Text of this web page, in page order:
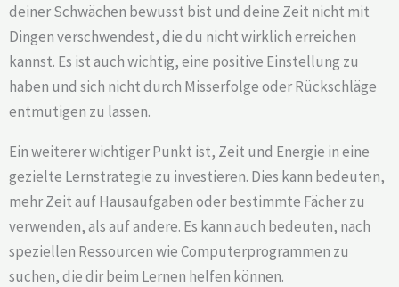
deiner Schwächen bewusst bist und deine Zeit nicht mit
Dingen verschwendest, die du nicht wirklich erreichen
kannst. Es ist auch wichtig, eine positive Einstellung zu
haben und sich nicht durch Misserfolge oder Rückschläge
entmutigen zu lassen.
Ein weiterer wichtiger Punkt ist, Zeit und Energie in eine
gezielte Lernstrategie zu investieren. Dies kann bedeuten,
mehr Zeit auf Hausaufgaben oder bestimmte Fächer zu
verwenden, als auf andere. Es kann auch bedeuten, nach
speziellen Ressourcen wie Computerprogrammen zu
suchen, die dir beim Lernen helfen können.